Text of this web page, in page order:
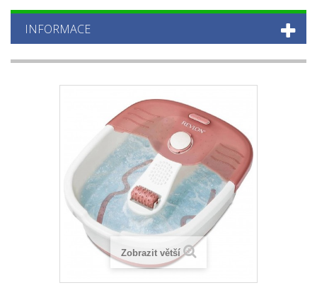
INFORMACE
Zobrazit větší